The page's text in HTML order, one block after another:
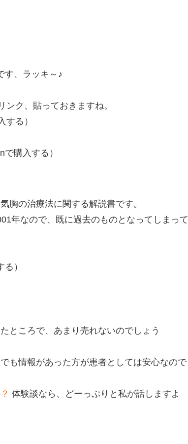
す、ラッキ～♪
ク、貼っておきますね。
する）
で購入する）
胸の治療法に関する解説書です。
年なので、既に過去のものとなってしまって
る）
ところで、あまり売れないのでしょう
も情報があった方が患者としては安心なので
体験談なら、どーっぷりと私が話しますよ